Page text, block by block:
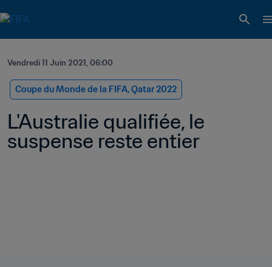
Vendredi 11 Juin 2021, 06:00
Coupe du Monde de la FIFA, Qatar 2022
L'Australie qualifiée, le
suspense reste entier